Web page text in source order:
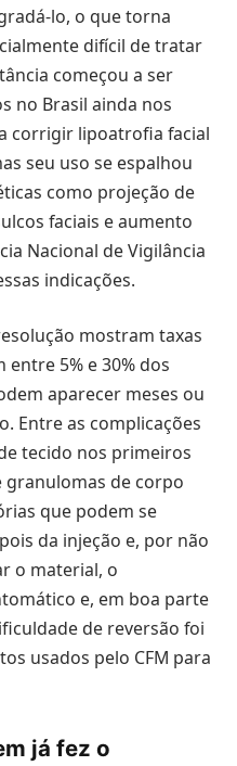
lo, o que torna
difícil de tratar
começou a ser
no Brasil ainda nos
corrigir lipoatrofia facial
seu uso se espalhou
como projeção de
faciais e aumento
Nacional de Vigilância
indicações.
mostram taxas
5% e 30% dos
aparecer meses ou
Entre as complicações
tecido nos primeiros
granulomas de corpo
que podem se
da injeção e, por não
o material, o
e, em boa parte
de reversão foi
usados pelo CFM para
já fez o